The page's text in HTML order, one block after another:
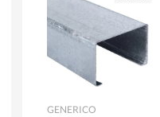
GENERICO